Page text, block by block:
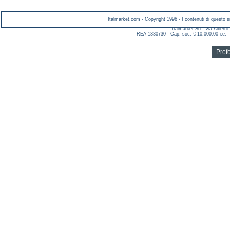
Italmarket.com - Copyright 1996 - I contenuti di questo
Italmarket Srl - Via Alberto
REA 1330730 - Cap. soc. € 10.000,00 i.e.